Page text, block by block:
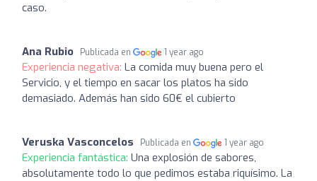
caso.
Ana Rubio Publicada en 1 year ago
Experiencia negativa: La comida muy buena pero el
Servicio, y el tiempo en sacar los platos ha sido
demasiado. Además han sido 60€ el cubierto
Veruska Vasconcelos Publicada en 1 year ago
Experiencia fantástica: Una explosión de sabores,
absolutamente todo lo que pedimos estaba riquísimo. La